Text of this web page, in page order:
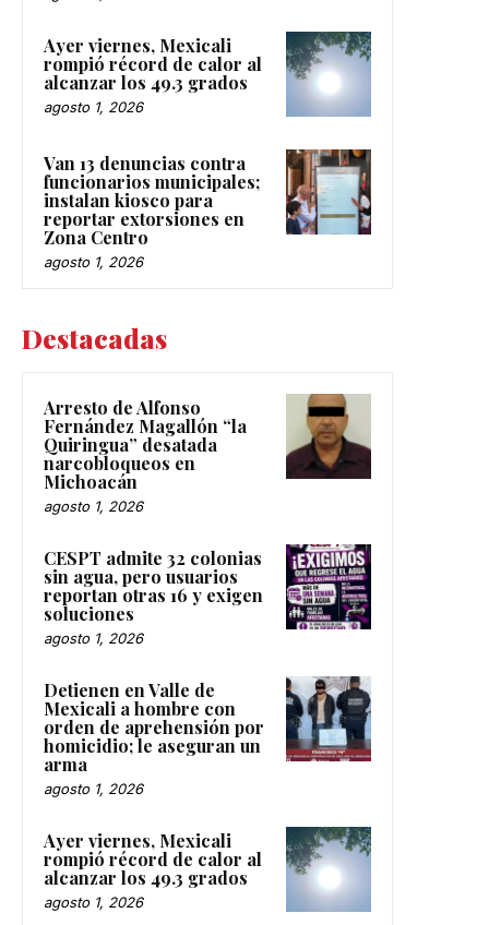
Ayer viernes, Mexicali
rompió récord de calor al
alcanzar los 49.3 grados
agosto 1, 2026
Van 13 denuncias contra
funcionarios municipales;
instalan kiosco para
reportar extorsiones en
Zona Centro
agosto 1, 2026
Destacadas
Arresto de Alfonso
Fernández Magallón “la
Quiringua” desatada
narcobloqueos en
Michoacán
agosto 1, 2026
CESPT admite 32 colonias
sin agua, pero usuarios
reportan otras 16 y exigen
soluciones
agosto 1, 2026
Detienen en Valle de
Mexicali a hombre con
orden de aprehensión por
homicidio; le aseguran un
arma
agosto 1, 2026
Ayer viernes, Mexicali
rompió récord de calor al
alcanzar los 49.3 grados
agosto 1, 2026